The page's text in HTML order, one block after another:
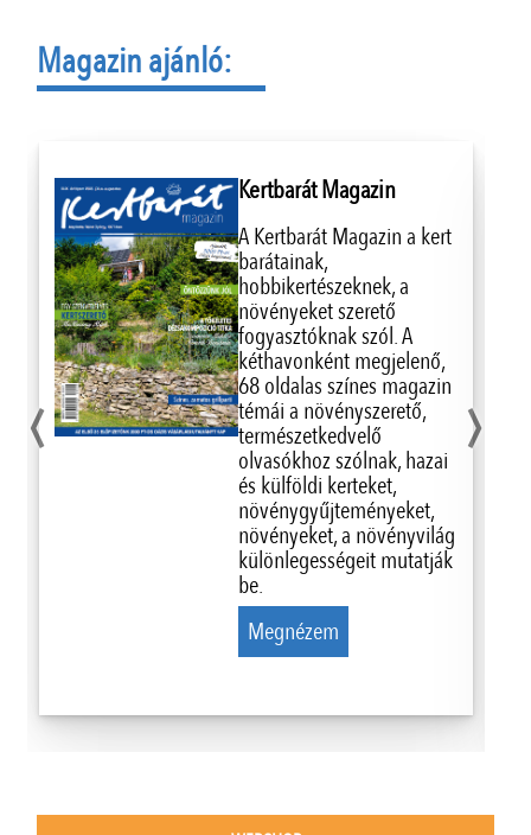
Magazin ajánló:
Kertbarát Magazin
A Kertbarát Magazin a kert
barátainak,
hobbikertészeknek, a
növényeket szerető
fogyasztóknak szól. A
kéthavonként megjelenő,
68 oldalas színes magazin
témái a növényszerető,
természetkedvelő
olvasókhoz szólnak, hazai
és külföldi kerteket,
növénygyűjteményeket,
növényeket, a növényvilág
különlegességeit mutatják
be.
Megnézem
‹ ›